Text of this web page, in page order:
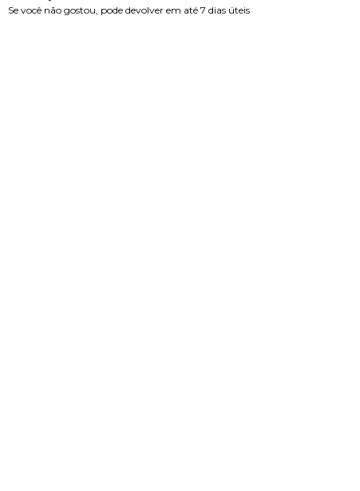
Se você não gostou, pode devolver em até 7 dias úteis